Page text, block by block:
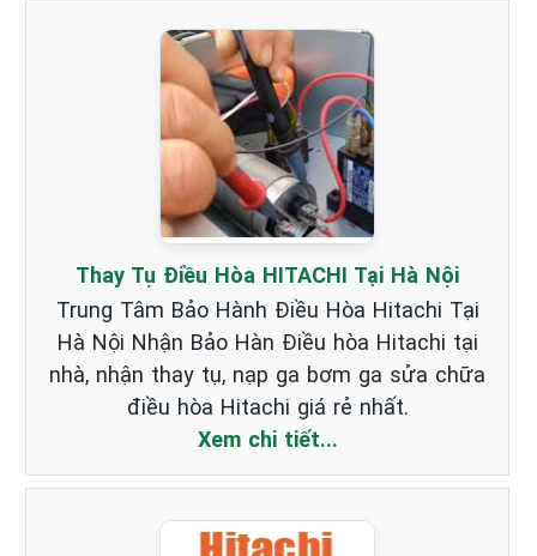
Thay Tụ Điều Hòa HITACHI Tại Hà Nội
Trung Tâm Bảo Hành Điều Hòa Hitachi Tại
Hà Nội Nhận Bảo Hàn Điều hòa Hitachi tại
nhà, nhận thay tụ, nạp ga bơm ga sửa chữa
điều hòa Hitachi giá rẻ nhất.
Xem chi tiết...